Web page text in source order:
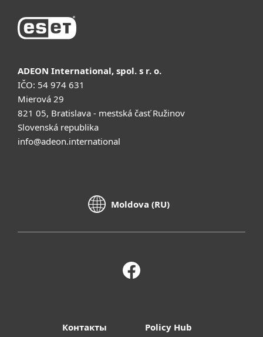
ADEON International, spol. s r. o.
IČO: 54 974 631
Mierová 29
821 05, Bratislava - mestská časť Ružinov
Slovenská republika
info@adeon.international
Moldova (RU)
Контакты Policy Hub